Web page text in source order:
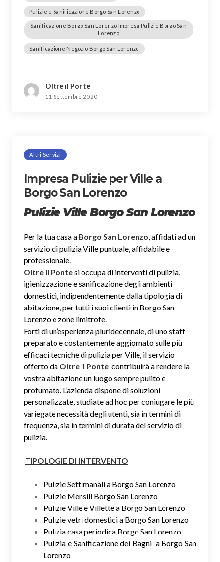
Pulizie e Sanificazione Borgo San Lorenzo
Sanificazione Borgo San Lorenzo Impresa Pulizie Borgo San
Lorenzo
Sanificazione Negozio Borgo San Lorenzo
Oltre il Ponte
11 Settembre 2020
Altri Servizi
Impresa Pulizie per Ville a
Borgo San Lorenzo
Pulizie Ville Borgo San Lorenzo
Per la tua casa a Borgo San Lorenzo , affidati ad un
servizio di pulizia Ville puntuale, affidabile e
professionale.
Oltre il Pontesi occupa di interventi di pulizia,
igienizzazione e sanificazione degli ambienti
domestici, indipendentemente dalla tipologia di
abitazione, per tutti i suoi clienti in Borgo San
Lorenzo e zone limitrofe.
Forti di un’esperienza pluridecennale, di uno staff
preparato e costantemente aggiornato sulle più
efficaci tecniche di pulizia per Ville, il servizio
offerto da Oltre il Ponte contribuirà a rendere la
vostra abitazione un luogo sempre pulito e
profumato. L’azienda dispone di soluzioni
personalizzate, studiate ad hoc per coniugare le più
variegate necessità degli utenti, sia in termini di
frequenza, sia in termini di durata del servizio di
pulizia.
TIPOLOGIE DI INTERVENTO
Pulizie Settimanali a Borgo San Lorenzo
Pulizie Mensili Borgo San Lorenzo
Pulizie Ville e Villette a Borgo San Lorenzo
Pulizie vetri domestici a Borgo San Lorenzo
Pulizia casa periodica Borgo San Lorenzo
Pulizia e Sanificazione dei Bagni a Borgo San
Lorenzo